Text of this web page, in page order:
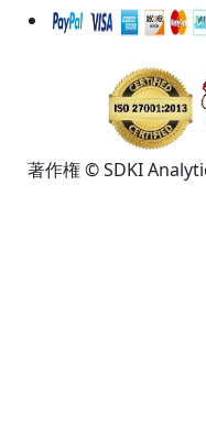
著作権 © SDKI